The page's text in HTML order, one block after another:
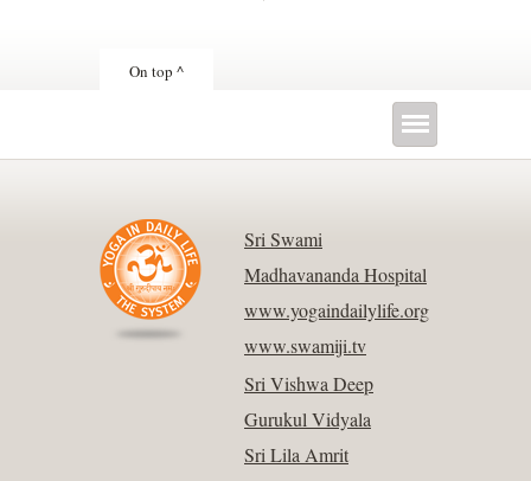
On top ^
Sri Swami
Madhavananda Hospital
www.yogaindailylife.org
www.swamiji.tv
Sri Vishwa Deep
Gurukul Vidyala
Sri Lila Amrit